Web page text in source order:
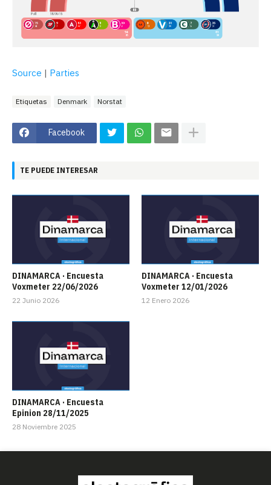
Source | Parties
Etiquetas Denmark Norstat
Facebook
TE PUEDE INTERESAR
DINAMARCA · Encuesta
Voxmeter 22/06/2026
22 Junio 2026
DINAMARCA · Encuesta
Voxmeter 12/01/2026
12 Enero 2026
DINAMARCA · Encuesta
Epinion 28/11/2025
28 Noviembre 2025